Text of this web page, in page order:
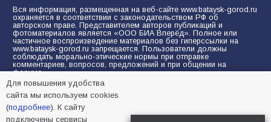
Вся информация, размещенная на веб-сайте www.bataysk-gorod.ru
охраняется в соответствии с законодательством РФ об
авторском праве. Представителем авторов публикаций и
фотоматериалов является «ООО БИА Вперёд». Полное или
частичное воспроизведение материалов без гиперссылки на
www.bataysk-gorod.ru запрещается. Пользователи должны
соблюдать морально-этические нормы при отправке
комментариев, вопросов, предложений и при общении на
форуме.
Политика конфиденциальности и защиты информации
Согласие на обработку персональных данных с помощью
сервисов Yandex.Metrika, LiveInternet, top.mail.ru
Для повышения удобства
сайта мы используем cookies
(подробнее). К сайту
подключены сервисы